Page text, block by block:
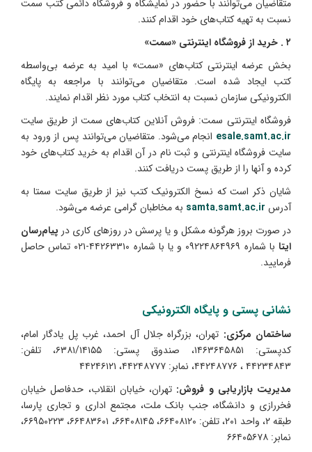
متقاضیان می‌توانند با حضور در نمایشگاه و فروشگاه دائمی کتب سمت
نسبت به تهیه کتاب‌های خود اقدام کنند.
۲ . خرید از فروشگاه اینترنتی «سمت»
بخش عرضه اینترنتی کتاب‌های «سمت» با امید به عرضه بی‌‌واسطه
کتب ایجاد شده است‌. متقاضیان می‌توانند با مراجعه به پایگاه
الکترونیکی سازمان نسبت به انتخاب کتاب مورد نظر اقدام نمایند.
فروشگاه اینترنتی سمت: فروش آنلاین کتاب‌های سمت از طریق سایت
esale.samt.ac.ir انجام می‌شود. متقاضیان می‌توانند پس از ورود به
سایت فروشگاه اینترنتی و ثبت نام در آن اقدام به خرید کتاب‌های خود
کرده و آنها را از طریق پست دریافت کنند.
شایان ذکر است که نسخ الکترونیک کتب نیز از طریق سایت سمتا به
آدرس samta.samt.ac.ir به مخاطبان گرامی عرضه می‌شود.
در صورت بروز هرگونه مشکل و یا پرسش در روزهای کاری در پیام‌رسان
ایتا
با شماره‌ ۰۹۲۲۴۸۶۴۹۶۹ و یا با شماره‌ ۴۴۲۶۳۳۱۰-۰۲۱ تماس حاصل
فرمایید.
نشانی پستی و پایگاه الکترونیکی
ساختمان مرکزی: تهران، بزرگراه جلال آل احمد، غرب پل یادگار امام،
کدپستی: ۱۴۶۳۶۴۵۸۵۱، صندوق پستی: ۶۳۸۱/۱۴۱۵۵، تلفن:
۴۴۲۳۴۸۴۳ ، ۴۴۲۴۸۷۷۶، نمابر: ۴۴۲۴۸۷۷۷، ۴۴۲۴۶۱۲۱
مدیریت بازاریابی و فروش: تهران، خیابان انقلاب، حدفاصل خیابان
فخررازی و دانشگاه، جنب بانک ملت، مجتمع اداری و تجاری پارسا،
طبقه ۲، واحد ۲۰۱، تلفن: ۶۶۴۰۸۱۲۰، ۶۶۴۰۸۱۴۵، ۶۶۴۸۳۶۰۱، ۶۶۹۵۰۲۲۳،
نمابر: ۶۶۴۰۵۶۷۸